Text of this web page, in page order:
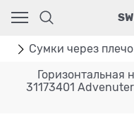
Сумки через плечо
Горизонтальная
31173401
Ваш город - Москва,
угадали?
ДА НЕТ